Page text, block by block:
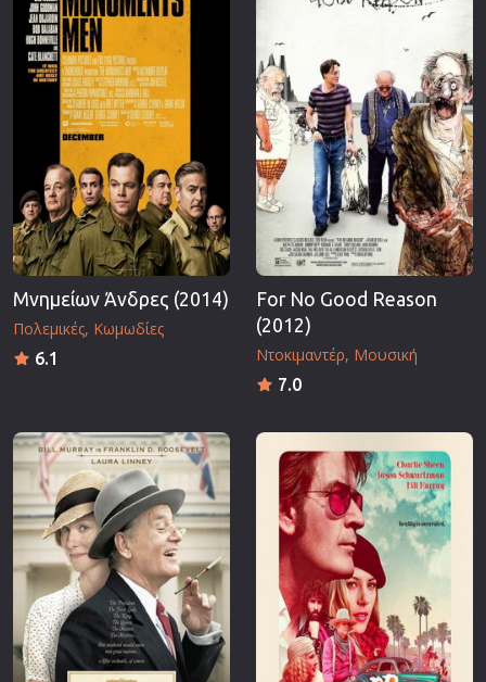
Μνημείων Άνδρες (2014)
Πολεμικές Κωμωδίες
6.1
For No Good Reason
(2012)
Ντοκιμαντέρ Μουσική
7.0